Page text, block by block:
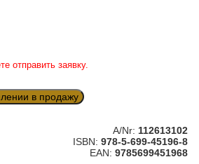
отправить заявку.
в продажу
A/Nr: 112613102
ISBN: 978-5-699-45196-8
EAN: 9785699451968